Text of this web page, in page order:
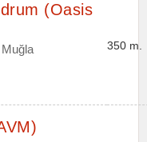
(Oasis
350 m.